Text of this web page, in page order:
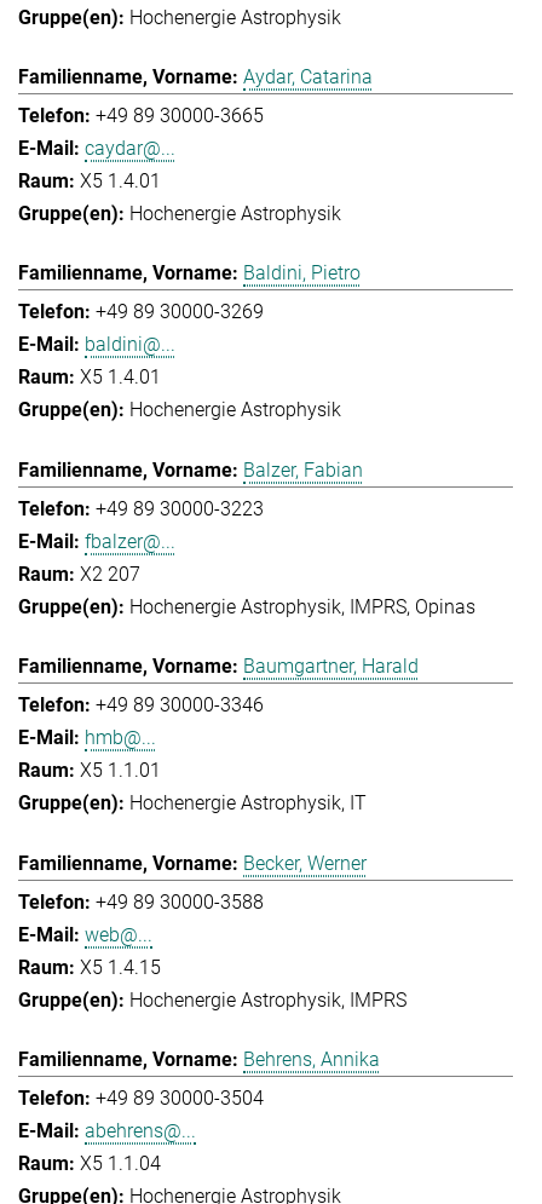
Hochenergie Astrophysik
Aydar, Catarina
+49 89 30000-3665
caydar@...
X5 1.4.01
Hochenergie Astrophysik
Baldini, Pietro
+49 89 30000-3269
baldini@...
X5 1.4.01
Hochenergie Astrophysik
Balzer, Fabian
+49 89 30000-3223
fbalzer@...
X2 207
Hochenergie Astrophysik IMPRS Opinas
Baumgartner, Harald
+49 89 30000-3346
hmb@...
X5 1.1.01
Hochenergie Astrophysik IT
Becker, Werner
+49 89 30000-3588
web@...
X5 1.4.15
Hochenergie Astrophysik IMPRS
Behrens, Annika
+49 89 30000-3504
abehrens@...
X5 1.1.04
Hochenergie Astrophysik